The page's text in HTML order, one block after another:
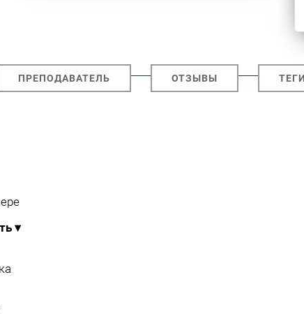
ПРЕПОДАВАТЕЛЬ ОТЗЫВЫ
▾